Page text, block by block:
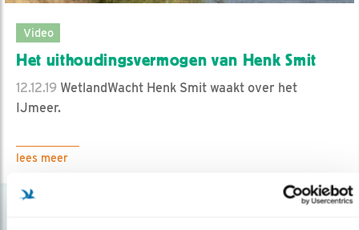
Video
Het uithoudingsvermogen van Henk Smit
12.12.19 WetlandWacht Henk Smit waakt over het
IJmeer.
lees meer